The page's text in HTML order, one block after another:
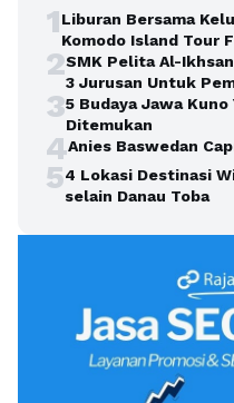
1Liburan Bersama
Komodo Island Tour
2SMK Pelita Al-
3 Jurusan Untuk
35 Budaya Jawa
Ditemukan
4Anies Baswedan
54 Lokasi Destinasi
selain Danau Toba